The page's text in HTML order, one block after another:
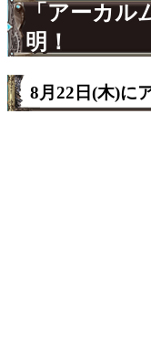
「アーカル
明！
8月22日(木)に